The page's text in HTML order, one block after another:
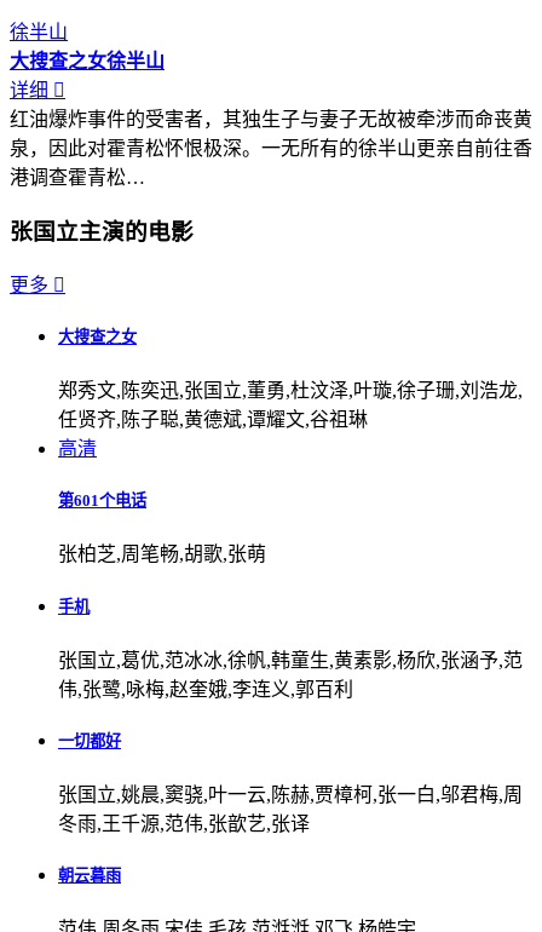
徐半山
大搜查之女徐半山
详细 
红油爆炸事件的受害者，其独生子与妻子无故被牵涉而命丧黄
泉，因此对霍青松怀恨极深。一无所有的徐半山更亲自前往香
港调查霍青松…
张国立主演的电影
更多 
大搜查之女
郑秀文,陈奕迅,张国立,董勇,杜汶泽,叶璇,徐子珊,刘浩龙,
任贤齐,陈子聪,黄德斌,谭耀文,谷祖琳
高清
第601个电话
张柏芝,周笔畅,胡歌,张萌
手机
张国立,葛优,范冰冰,徐帆,韩童生,黄素影,杨欣,张涵予,范
伟,张鹭,咏梅,赵奎娥,李连义,郭百利
一切都好
张国立,姚晨,窦骁,叶一云,陈赫,贾樟柯,张一白,邬君梅,周
冬雨,王千源,范伟,张歆艺,张译
朝云暮雨